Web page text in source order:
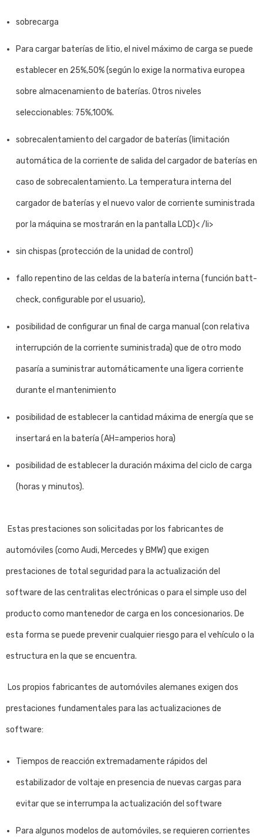
sobrecarga
Para cargar baterías de litio, el nivel máximo de carga se puede
establecer en 25%,50% (según lo exige la normativa europea
sobre almacenamiento de baterías. Otros niveles
seleccionables: 75%,100%.
sobrecalentamiento del cargador de baterías (limitación
automática de la corriente de salida del cargador de baterías en
caso de sobrecalentamiento. La temperatura interna del
cargador de baterías y el nuevo valor de corriente suministrada
por la máquina se mostrarán en la pantalla LCD)< /li>
sin chispas (protección de la unidad de control)
fallo repentino de las celdas de la batería interna (función batt-
check, configurable por el usuario),
posibilidad de configurar un final de carga manual (con relativa
interrupción de la corriente suministrada) que de otro modo
pasaría a suministrar automáticamente una ligera corriente
durante el mantenimiento
posibilidad de establecer la cantidad máxima de energía que se
insertará en la batería (AH=amperios hora)
posibilidad de establecer la duración máxima del ciclo de carga
(horas y minutos).
Estas prestaciones son solicitadas por los fabricantes de
automóviles (como Audi, Mercedes y BMW) que exigen
prestaciones de total seguridad para la actualización del
software de las centralitas electrónicas o para el simple uso del
producto como mantenedor de carga en los concesionarios. De
esta forma se puede prevenir cualquier riesgo para el vehículo o la
estructura en la que se encuentra.
Los propios fabricantes de automóviles alemanes exigen dos
prestaciones fundamentales para las actualizaciones de
software:
Tiempos de reacción extremadamente rápidos del
estabilizador de voltaje en presencia de nuevas cargas para
evitar que se interrumpa la actualización del software
Para algunos modelos de automóviles, se requieren corrientes